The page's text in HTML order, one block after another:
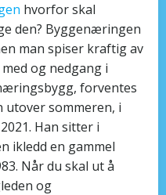
hvorfor skal
den? Byggenæringen
man spiser kraftig av
og nedgang i
forventes
sommeren, i
Han sitter i
ikledd en gammel
Når du skal ut å
og